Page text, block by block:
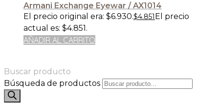
Armani Exchange Eyewar / AX1014
El precio original era: $6.930.$4.851El precio
actual es: $4.851.
AÑADIR AL CARRITO
Buscar producto
Búsqueda de productos